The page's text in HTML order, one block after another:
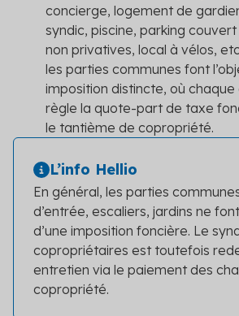
concierge, logement de
syndic, piscine, parking
non privatives, local à vélos,
les parties communes font
imposition distincte, où
règle la quote-part de taxe
le tantième de copropriété.
L’info Hellio
En général, les parties
d’entrée, escaliers, jardins ne
d’une imposition foncière. Le
copropriétaires est toutefois
entretien via le paiement des
copropriété.